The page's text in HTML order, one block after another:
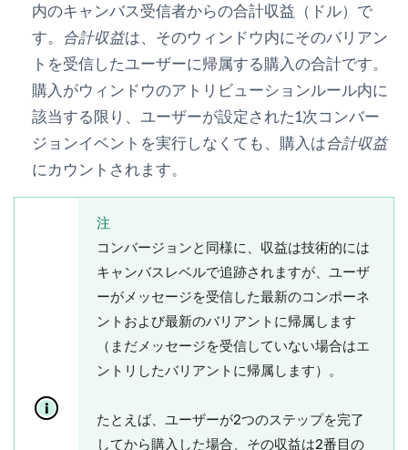
内のキャンバス受信者からの合計収益（ドル）で
す。 合計収益は、そのウィンドウ内にそのバリアン
トを受信したユーザーに帰属する購入の合計です。
購入がウィンドウのアトリビューションルール内に
該当する限り、ユーザーが設定された1次コンバー
ジョンイベントを実行しなくても、購入は合計収益
にカウントされます。
注
コンバージョンと同様に、収益は技術的には
キャンバスレベルで追跡されますが、ユーザ
ーがメッセージを受信した最新のコンポーネ
ントおよび最新のバリアントに帰属します
（まだメッセージを受信していない場合はエ
ントリしたバリアントに帰属します）。
たとえば、ユーザーが2つのステップを完了
してから購入した場合、その収益は2番目の